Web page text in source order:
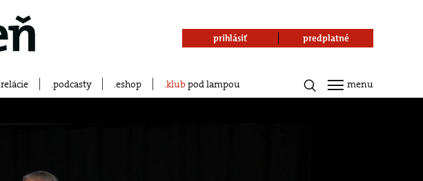
relácie podcasty eshop klubpod lampou
prihlásiť predplatné
menu